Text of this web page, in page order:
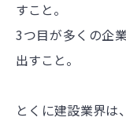
すこと。
3つ目が多くの企
出すこと。
とくに建設業界は